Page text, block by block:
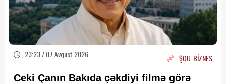
23:23 / 07 Avqust 2026 ŞOU-BİZNES
Ceki Çanın Bakıda çəkdiyi filmə görə